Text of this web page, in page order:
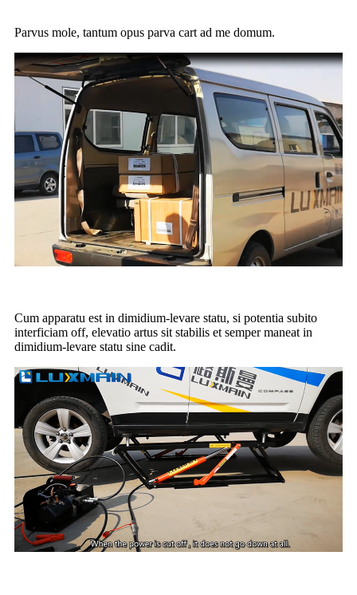
Parvus mole, tantum opus parva cart ad me domum.
Cum apparatu est in dimidium-levare statu, si potentia subito
interficiam off, elevatio artus sit stabilis et semper maneat in
dimidium-levare statu sine cadit.